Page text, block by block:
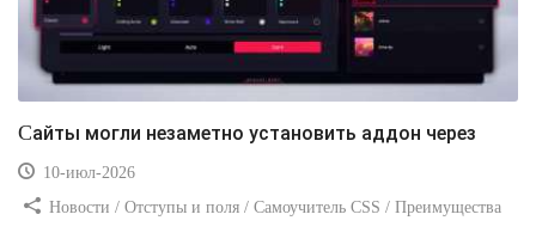
Сайты могли незаметно установить аддон через
10-июл-2026
Новости / Отступы и поля / Самоучитель CSS / Преимущества